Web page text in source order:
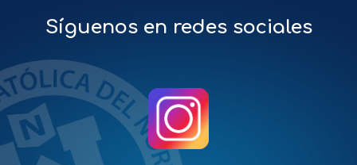
Síguenos en redes sociales